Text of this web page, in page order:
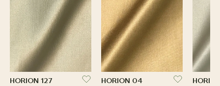
HORION 127 HORION 04